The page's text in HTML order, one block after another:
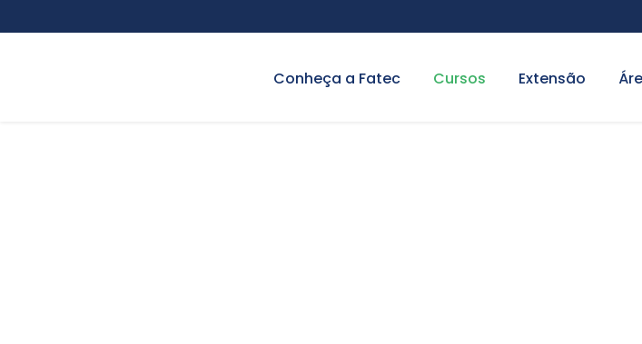
Conheça a Fatec Cursos Extensão